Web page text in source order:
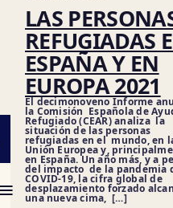
LAS
REFUGIADAS
ESPAÑA Y EN
EUROPA 2021
El decimonoveno Informe
la Comisión Española de
Refugiado (CEAR) analiza la
situación de las personas
refugiadas en el mundo, en
Unión Europea y,
en España. Un año más, y a
del impacto de la pandemia
COVID-19, la cifra global de
desplazamiento forzado
una nueva cima, […]